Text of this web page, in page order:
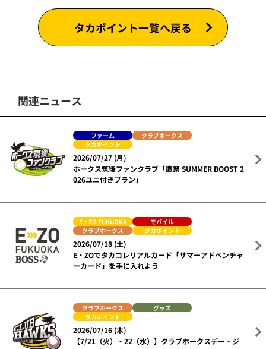
タカポイント一覧へ戻る
関連ニュース
ファーム
クラブホークス
タカポイント
2026/07/27 (月)
ホークス筑後ファンクラブ「鷹祭 SUMMER BOOST 2
026ユニ付きプラン」
E・ZO FUKUOKA
モバイル
クラブホークス
タカポイント
2026/07/18 (土)
E・ZOでタカコレリアルカード「サマーアドベンチャ
ーカード」を手に入れよう
クラブホークス
グッズ
タカポイント
2026/07/16 (木)
【7/21（火）・22（水）】クラブホークスデー・ジ